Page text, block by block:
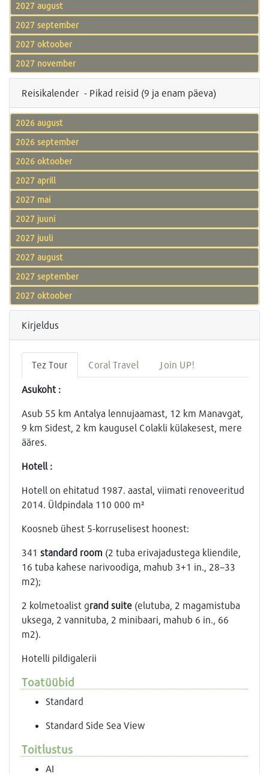
2027 august
2027 september
2027 oktoober
2027 november
Reisikalender - Pikad reisid (9 ja enam päeva)
2026 august
2026 september
2026 oktoober
2027 aprill
2027 mai
2027 juuni
2027 juuli
2027 august
2027 september
2027 oktoober
Kirjeldus
Tez Tour Coral Travel Join UP!
Asukoht :
Asub 55 km Antalya lennujaamast, 12 km Manavgat,
9 km Sidest, 2 km kaugusel Colakli külakesest, mere
ääres.
Hotell :
Hotell on ehitatud 1987. aastal, viimati renoveeritud
2014. Üldpindala 110 000 m²
Koosneb ühest 5-korruselisest hoonest:
341 standard room (2 tuba erivajadustega kliendile,
16 tuba kahese narivoodiga, mahub 3+1 in., 28–33
m2);
2 kolmetoalist grand suite (elutuba, 2 magamistuba
uksega, 2 vannituba, 2 minibaari, mahub 6 in., 66
m2).
Hotelli pildigalerii
Toatüübid
Standard
Standard Side Sea View
Toitlustus
AI